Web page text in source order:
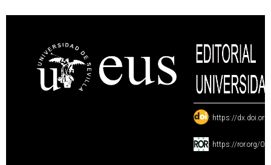
: https://
: https://ror.org/